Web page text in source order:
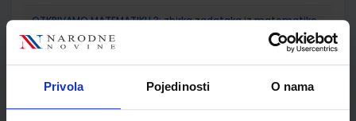
Privola Pojedinosti O nama
OTKRIVAMO MATEMATIKU 3; zbirka zadataka iz matematike
za treći razred osnovne škole
SKU:567164